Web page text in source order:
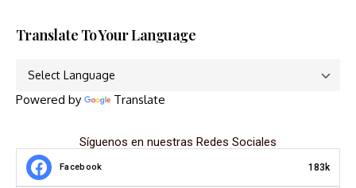
Translate To Your Language
Powered by Translate
Síguenos en nuestras Redes Sociales
Facebook 183k